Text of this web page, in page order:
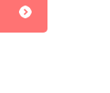
事が可能な